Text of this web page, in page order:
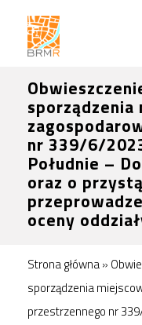
sporządzenia
nr 339/6/
Południe –
oraz o
oceny
Strona główna»
sporządzenia
przestrzennego nr